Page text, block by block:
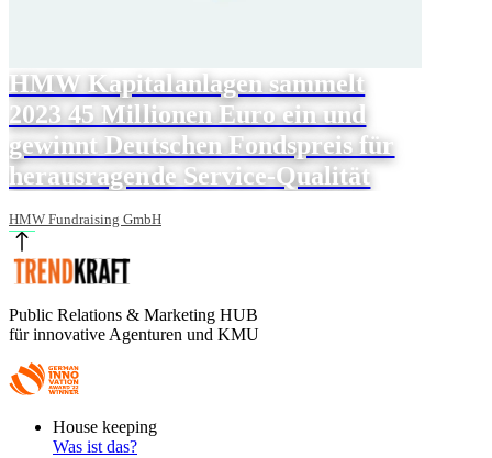
HMW Kapitalanlagen sammelt
2023 45 Millionen Euro ein und
gewinnt Deutschen Fondspreis für
herausragende Service-Qualität
HMW Fundraising GmbH
Public Relations & Marketing HUB
für innovative Agenturen und KMU
FooterHouse keeping
Was ist das?